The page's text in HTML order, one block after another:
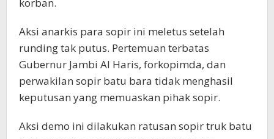
korban.
Aksi anarkis para sopir ini meletus setelah
runding tak putus. Pertemuan terbatas
Gubernur Jambi Al Haris, forkopimda, dan
perwakilan sopir batu bara tidak menghasil
keputusan yang memuaskan pihak sopir.
Aksi demo ini dilakukan ratusan sopir truk batu